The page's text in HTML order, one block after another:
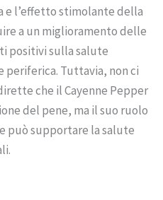
e l’effetto stimolante della
a un miglioramento delle
positivi sulla salute
periferica. Tuttavia, non ci
che il Cayenne Pepper
del pene, ma il suo ruolo
può supportare la salute